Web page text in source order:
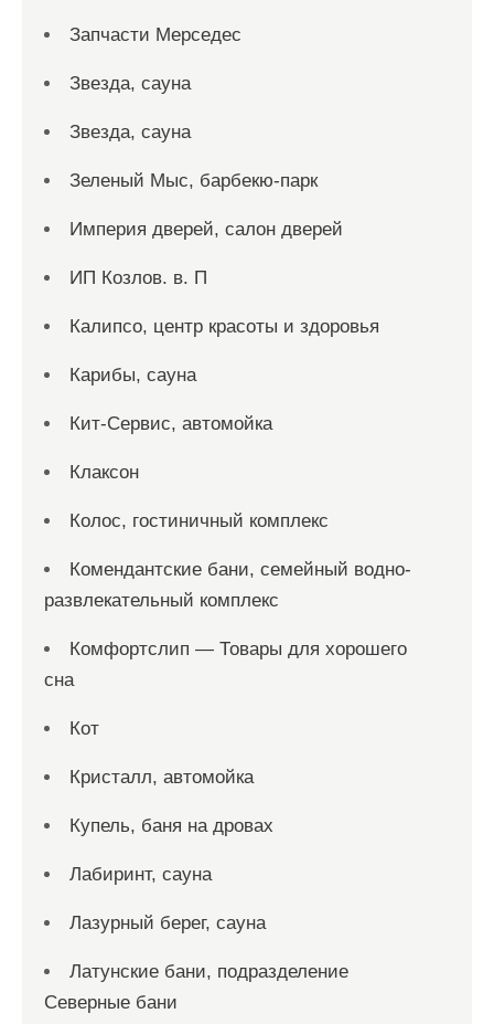
Запчасти Мерседес
Звезда, сауна
Звезда, сауна
Зеленый Мыс, барбекю-парк
Империя дверей, салон дверей
ИП Козлов. в. П
Калипсо, центр красоты и здоровья
Карибы, сауна
Кит-Сервис, автомойка
Клаксон
Колос, гостиничный комплекс
Комендантские бани, семейный водно-
развлекательный комплекс
Комфортслип — Товары для хорошего
сна
Кот
Кристалл, автомойка
Купель, баня на дровах
Лабиринт, сауна
Лазурный берег, сауна
Латунские бани, подразделение
Северные бани